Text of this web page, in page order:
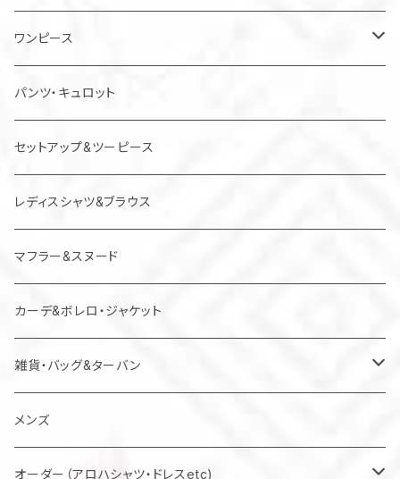
ワンピース
チュニック
ジャンパースカート
パンツ・キュロット
セットアップ&ツーピース
レディスシャツ&ブラウス
マフラー&スヌード
カーデ&ボレロ・ジャケット
雑貨・バッグ&ターバン
バッグ
マスク
メンズ
オーダー（アロハシャツ・ドレスetc)